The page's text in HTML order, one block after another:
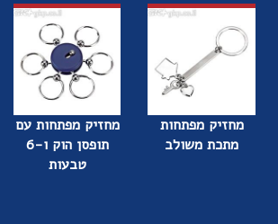
מחזיק מפתחות
מתכת משולב
מחזיק מפתחות עם
תופסן הוק ו-6
טבעות